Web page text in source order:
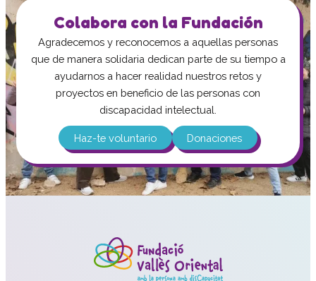
Colabora con la Fundación
Agradecemos y reconocemos a aquellas personas
que de manera solidaria dedican parte de su tiempo a
ayudarnos a hacer realidad nuestros retos y
proyectos en beneficio de las personas con
discapacidad intelectual.
Haz-te voluntario Donaciones